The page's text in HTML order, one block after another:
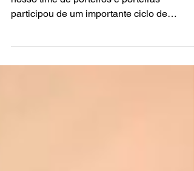
Na última semana de maio (28 e 29/05),